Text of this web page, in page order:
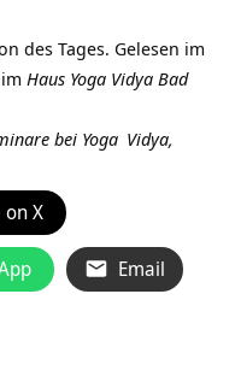
des Tages. Gelesen im
im Haus Yoga Vidya Bad
bei Yoga Vidya,
on X
Email